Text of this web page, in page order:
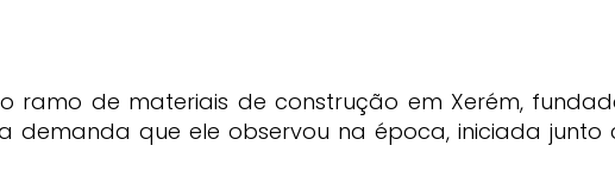
ramo de materiais de construção em Xerém,
demanda que ele observou na época, iniciada junto